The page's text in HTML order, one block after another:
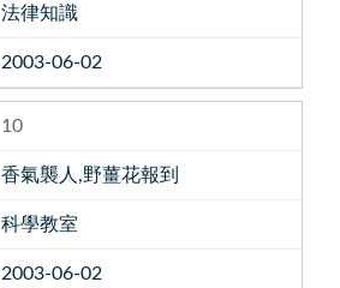
法律知識
2003-06-02
10
香氣襲人,野薑花報到
科學教室
2003-06-02